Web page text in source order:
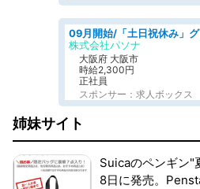
株式会社パソナ
大阪府 大阪市
時給2,300円
正社員
スポンサー：求人ボックス
姉妹サイト
Suicaのペンギン"
8日に発売。